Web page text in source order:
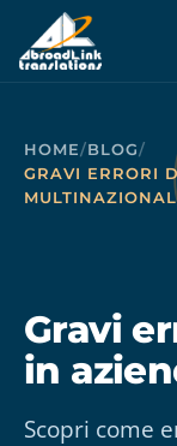
Vai al contenuto
HOME/BLOG/
GRAVI ERRORI
Gravi
in
Scopri come